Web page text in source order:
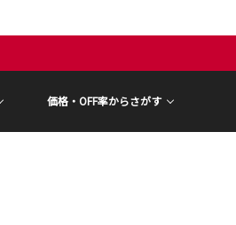
価格・OFF率からさがす